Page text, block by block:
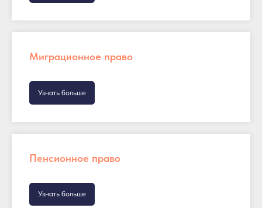
Миграционное право
Узнать больше
Пенсионное право
Узнать больше